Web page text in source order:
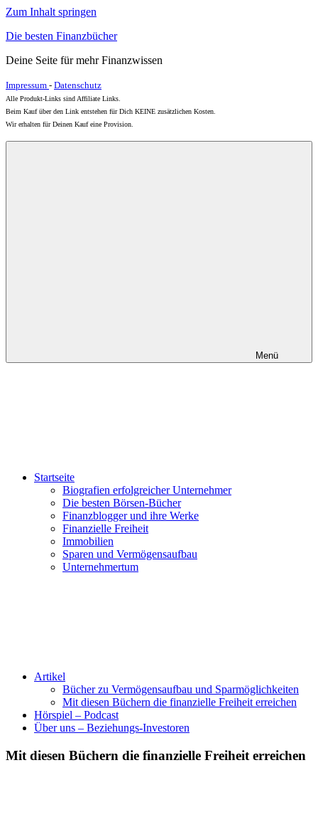
Zum Inhalt springen
Die besten Finanzbücher
Deine Seite für mehr Finanzwissen
Impressum - Datenschutz
Alle Produkt-Links sind Affiliate Links.
Beim Kauf über den Link entstehen für Dich KEINE zusätzlichen Kosten.
Wir erhalten für Deinen Kauf eine Provision.
Menü
Startseite
Biografien erfolgreicher Unternehmer
Die besten Börsen-Bücher
Finanzblogger und ihre Werke
Finanzielle Freiheit
Immobilien
Sparen und Vermögensaufbau
Unternehmertum
Artikel
Bücher zu Vermögensaufbau und Sparmöglichkeiten
Mit diesen Büchern die finanzielle Freiheit erreichen
Hörspiel – Podcast
Über uns – Beziehungs-Investoren
Mit diesen Büchern die finanzielle Freiheit erreichen